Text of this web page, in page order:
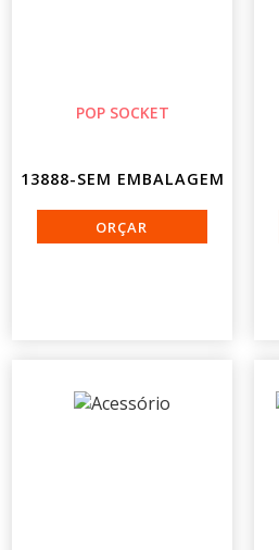
POP SOCKET
13888-SEM EMBALAGEM